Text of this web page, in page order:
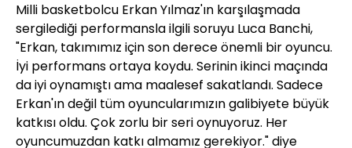
Milli basketbolcu Erkan Yılmaz'ın karşılaşmada
sergilediği performansla ilgili soruyu Luca Banchi,
"Erkan, takımımız için son derece önemli bir oyuncu.
İyi performans ortaya koydu. Serinin ikinci maçında
da iyi oynamıştı ama maalesef sakatlandı. Sadece
Erkan'ın değil tüm oyuncularımızın galibiyete büyük
katkısı oldu. Çok zorlu bir seri oynuyoruz. Her
oyuncumuzdan katkı almamız gerekiyor." diye